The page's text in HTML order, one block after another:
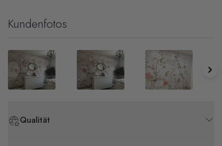
Qualität
Kundenfotos